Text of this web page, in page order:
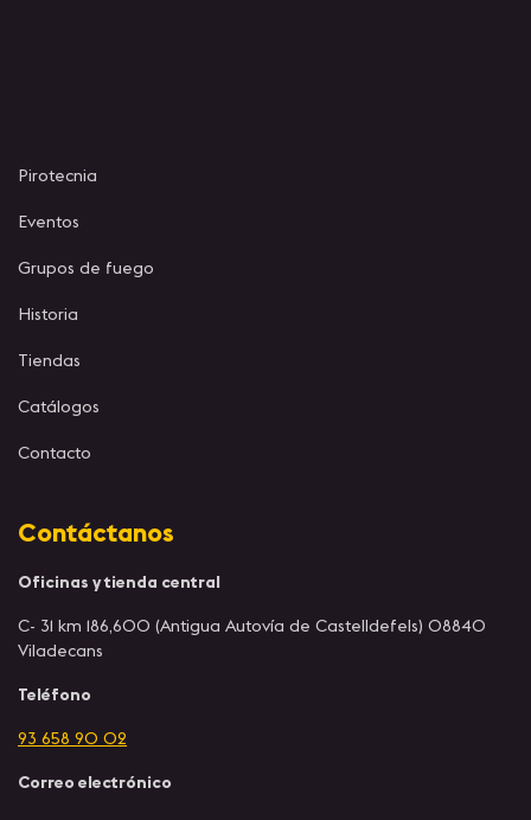
Pirotecnia
Eventos
Grupos de fuego
Historia
Tiendas
Catálogos
Contacto
Contáctanos
Oficinas y tienda central
C- 31 km 186,600 (Antigua Autovía de Castelldefels) 08840
Viladecans
Teléfono
93 658 90 02
Correo electrónico